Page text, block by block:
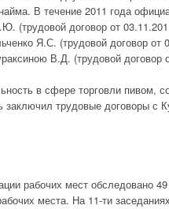
В течение 2011 года
(трудовой договор от
Я.С. (трудовой договор от
В.Д. (трудовой договор
в сфере торговли пивом,
заключил трудовые договоры с
рабочих мест обследовано
места. На 11-ти